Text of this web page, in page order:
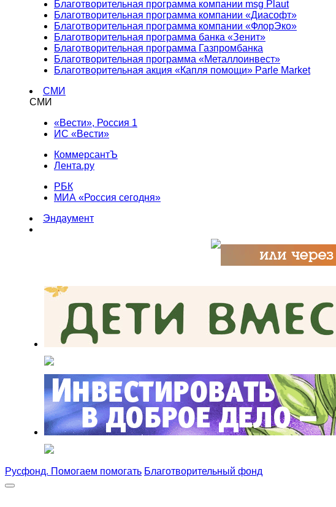
Благотворительная программа компании msg Plaut
Благотворительная программа компании «Диасофт»
Благотворительная программа компании «ФлорЭко»
Благотворительная программа банка «Зенит»
Благотворительная программа Газпромбанка
Благотворительная программа «Металлоинвест»
Благотворительная акция «Капля помощи» Parle Market
СМИ
СМИ
«Вести», Россия 1
ИС «Вести»
КоммерсантЪ
Лента.ру
РБК
МИА «Россия сегодня»
Эндаумент
Русфонд. Помогаем помогать Благотворительный фонд